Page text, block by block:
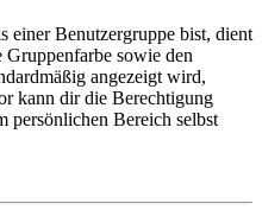
einer Benutzergruppe bist, dient
sowie den
angezeigt wird,
kann dir die Berechtigung
persönlichen Bereich selbst